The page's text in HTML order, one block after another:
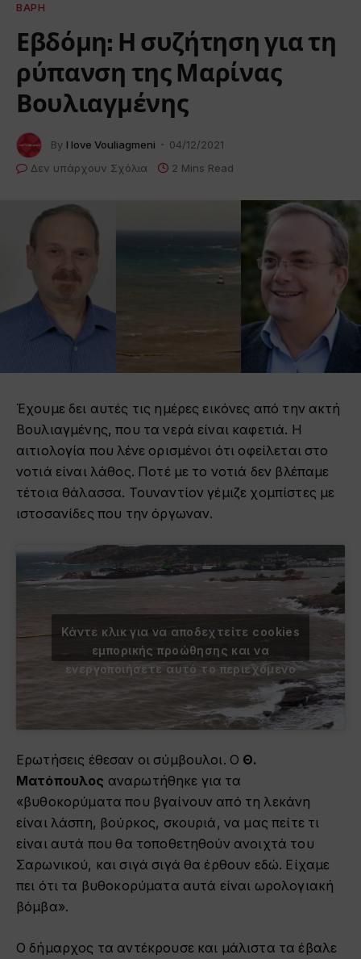
ΒΆΡΗ
Εβδόμη: Η συζήτηση για τη
ρύπανση της Μαρίνας
Βουλιαγμένης
By I love Vouliagmeni
04/12/2021
Δεν υπάρχουν Σχόλια
2 Mins Read
Έχουμε δει αυτές τις ημέρες εικόνες από την ακτή
Βουλιαγμένης, που τα νερά είναι καφετιά. Η
αιτιολογία που λένε ορισμένοι ότι οφείλεται στο
νοτιά είναι λάθος. Ποτέ με το νοτιά δεν βλέπαμε
τέτοια θάλασσα. Τουναντίον γέμιζε χομπίστες με
ιστοσανίδες που την όργωναν.
Κάντε κλικ για να αποδεχτείτε cookies
εμπορικής προώθησης και να
ενεργοποιήσετε αυτό το περιεχόμενο
Ερωτήσεις έθεσαν οι σύμβουλοι. Ο Θ.
Ματόπουλος αναρωτήθηκε για τα
«βυθοκορύματα που βγαίνουν από τη λεκάνη
είναι λάσπη, βούρκος, σκουριά, να μας πείτε τι
είναι αυτά που θα τοποθετηθούν ανοιχτά του
Σαρωνικού, και σιγά σιγά θα έρθουν εδώ. Είχαμε
πει ότι τα βυθοκορύματα αυτά είναι ωρολογιακή
βόμβα».
Ο δήμαρχος τα αντέκρουσε και μάλιστα τα έβαλε